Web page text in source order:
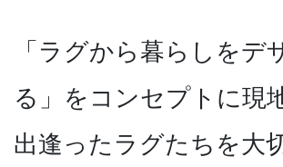
「ラグから暮らしをデ
る」をコンセプトに現
出逢ったラグたちを大